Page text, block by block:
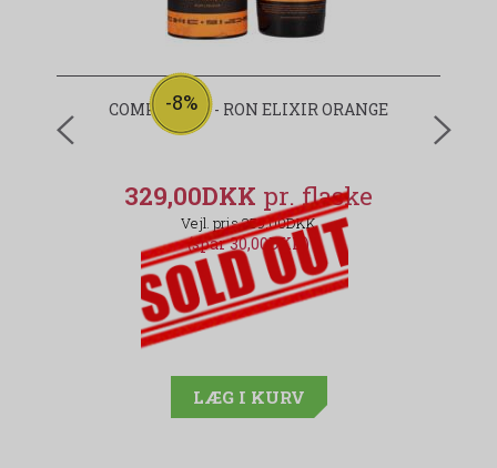
-8%
COMPANERO - RON ELIXIR ORANGE
329,00DKK
359,00DKK
(spar 30,00DKK)
LÆG I KURV